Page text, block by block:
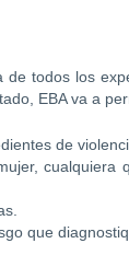
todos los
EBA va a
de
que